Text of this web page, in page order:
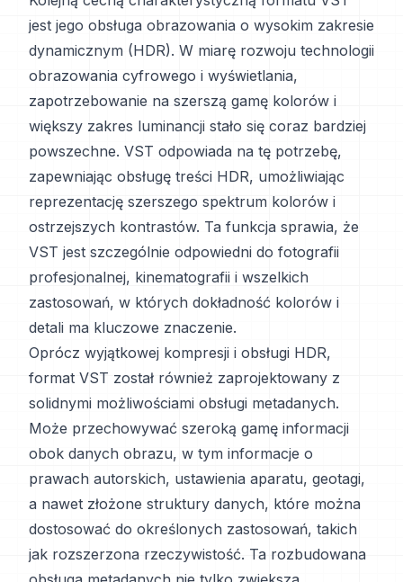
jest jego obsługa obrazowania o wysokim zakresie
dynamicznym (HDR). W miarę rozwoju technologii
obrazowania cyfrowego i wyświetlania,
zapotrzebowanie na szerszą gamę kolorów i
większy zakres luminancji stało się coraz bardziej
powszechne. VST odpowiada na tę potrzebę,
zapewniając obsługę treści HDR, umożliwiając
reprezentację szerszego spektrum kolorów i
ostrzejszych kontrastów. Ta funkcja sprawia, że
VST jest szczególnie odpowiedni do fotografii
profesjonalnej, kinematografii i wszelkich
zastosowań, w których dokładność kolorów i
detali ma kluczowe znaczenie.
Oprócz wyjątkowej kompresji i obsługi HDR,
format VST został również zaprojektowany z
solidnymi możliwościami obsługi metadanych.
Może przechowywać szeroką gamę informacji
obok danych obrazu, w tym informacje o
prawach autorskich, ustawienia aparatu, geotagi,
a nawet złożone struktury danych, które można
dostosować do określonych zastosowań, takich
jak rozszerzona rzeczywistość. Ta rozbudowana